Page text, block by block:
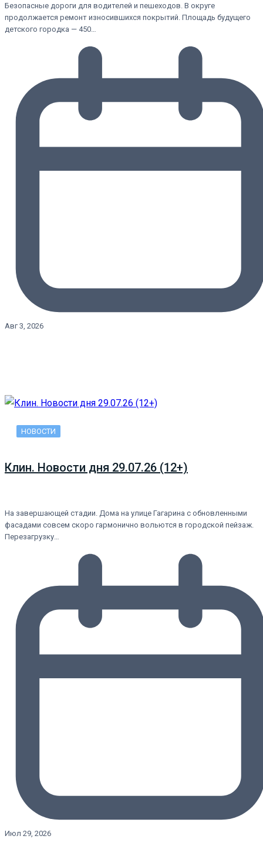
Безопасные дороги для водителей и пешеходов. В округе
продолжается ремонт износившихся покрытий. Площадь будущего
детского городка — 450…
Авг 3, 2026
НОВОСТИ
Клин. Новости дня 29.07.26 (12+)
На завершающей стадии. Дома на улице Гагарина с обновленными
фасадами совсем скоро гармонично вольются в городской пейзаж.
Перезагрузку…
Июл 29, 2026